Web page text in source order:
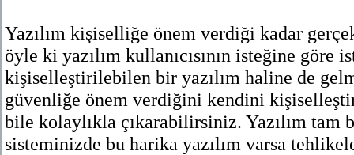
Yazılım kişiselliğe önem verdiği kadar
öyle ki yazılım kullanıcısının isteğine göre
kişiselleştirilebilen bir yazılım haline de
güvenliğe önem verdiğini kendini
bile kolaylıkla çıkarabilirsiniz. Yazılım tam
sisteminizde bu harika yazılım varsa